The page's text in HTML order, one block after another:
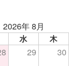
2026年 8月
水 木
29 30